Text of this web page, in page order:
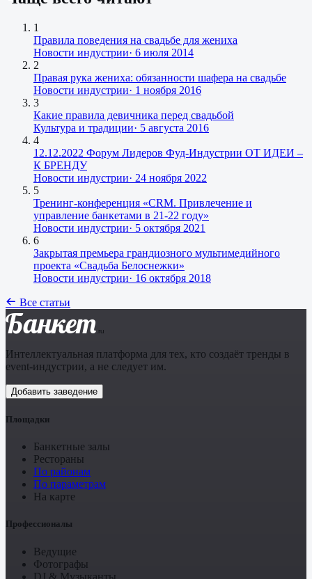
1
Правила поведения на свадьбе для жениха
Новости индустрии· 6 июля 2014
2
Правая рука жениха: обязанности шафера на свадьбе
Новости индустрии· 1 ноября 2016
3
Какие правила девичника перед свадьбой
Культура и традиции· 5 августа 2016
4
12.12.2022 Форум Лидеров Фуд-Индустрии ОТ ИДЕИ –
К БРЕНДУ
Новости индустрии· 24 ноября 2022
5
Тренинг-конференция «CRM. Привлечение и
управление банкетами в 21-22 году»
Новости индустрии· 5 октября 2021
6
Закрытая премьера грандиозного мультимедийного
проекта «Свадьба Белоснежки»
Новости индустрии· 16 октября 2018
Все статьи
Банкет .ru
Интеллектуальная платформа для тех, кто создаёт тренды в
event-индустрии, а не следует им.
Добавить заведение
Площадки
Банкетные залы
Рестораны
По районам
По параметрам
На карте
Профессионалы
Ведущие
Фотографы
DJ & Музыканты